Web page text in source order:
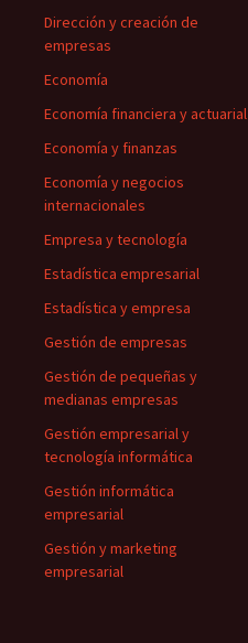
Dirección y creación de
empresas
Economía
Economía financiera y actuarial
Economía y finanzas
Economía y negocios
internacionales
Empresa y tecnología
Estadística empresarial
Estadística y empresa
Gestión de empresas
Gestión de pequeñas y
medianas empresas
Gestión empresarial y
tecnología informática
Gestión informática
empresarial
Gestión y marketing
empresarial